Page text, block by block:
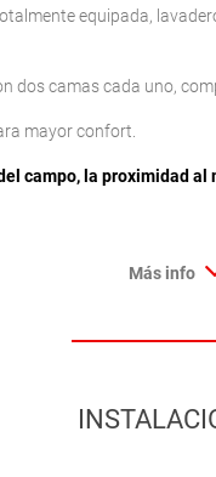
equipada,
dos camas cada uno,
mayor confort.
campo, la proximidad
Más info